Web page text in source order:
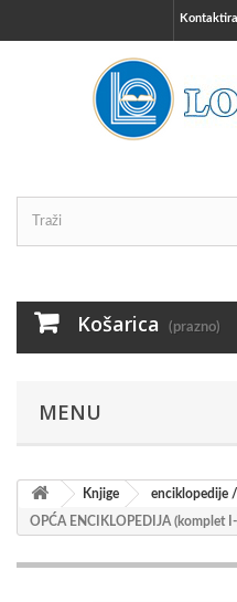
Košarica (prazno)
MENU
Knjige enciklopedije
OPĆA ENCIKLOPEDIJA (komplet